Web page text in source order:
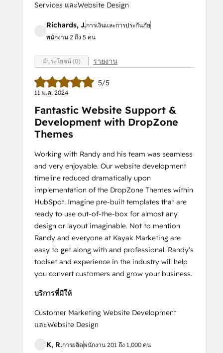
Services และWebsite Design
Richards, J.การเงินและการประกันภัย
พนักงาน 2 ถึง 5 คน
มีประโยชน์ (0) รายงาน
5/5
11 ม.ค. 2024
Fantastic Website Support &
Development with DropZone
Themes
Working with Randy and his team was seamless
and very enjoyable. Our website development
timeline reduced dramatically upon
implementation of the DropZone Themes within
HubSpot. Imagine pre-built templates that are
ready to use out-of-the-box for almost any
design or layout imaginable. Not to mention
Randy and everyone at Kayak Marketing are
easy to get along with and professional. Randy's
toolset and experience in the industry will help
you convert customers and grow your business.
บริการที่มีให้
Customer Marketing Website Development
และWebsite Design
K, R.การผลิตพนักงาน 201 ถึง 1,000 คน